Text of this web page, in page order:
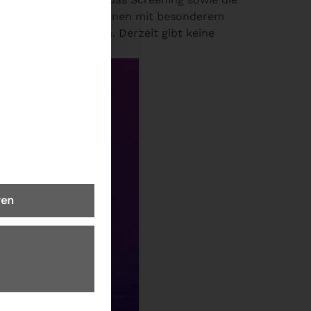
juristischen Personen mit besonderem
darstellen können. Derzeit gibt keine